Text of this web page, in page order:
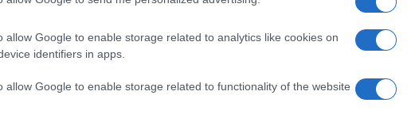
allow Google to enable storage related to analytics like cookies on
identifiers in apps.
allow Google to enable storage related to functionality of the website